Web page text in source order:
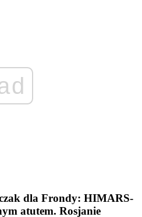
dla Frondy: HIMARS-
atutem. Rosjanie